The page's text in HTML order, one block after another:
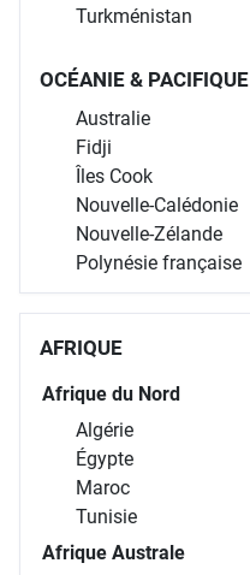
Turkménistan
OCÉANIE & PACIFIQUE
Australie
Fidji
Îles Cook
Nouvelle-Calédonie
Nouvelle-Zélande
Polynésie française
AFRIQUE
Afrique du Nord
Algérie
Égypte
Maroc
Tunisie
Afrique Australe